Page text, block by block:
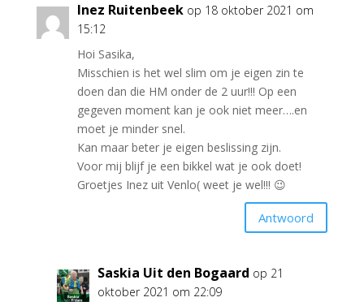
Inez Ruitenbeek op 18 oktober 2021 om
15:12
Hoi Sasika,
Misschien is het wel slim om je eigen zin te
doen dan die HM onder de 2 uur!!! Op een
gegeven moment kan je ook niet meer….en
moet je minder snel.
Kan maar beter je eigen beslissing zijn.
Voor mij blijf je een bikkel wat je ook doet!
Groetjes Inez uit Venlo( weet je wel!!! 😉
Antwoord
Saskia Uit den Bogaard op 21
oktober 2021 om 22:09